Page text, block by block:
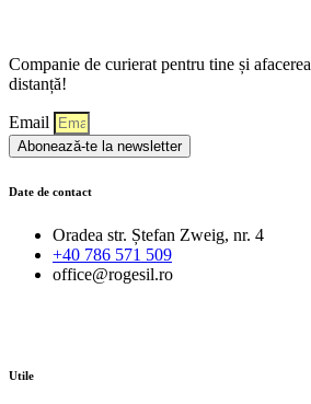
Companie de curierat pentru tine și
distanță!
Email
Abonează-te la newsletter
Date de contact
Oradea str. Ștefan Zweig, nr. 4
+40 786 571 509
office@rogesil.ro
Utile